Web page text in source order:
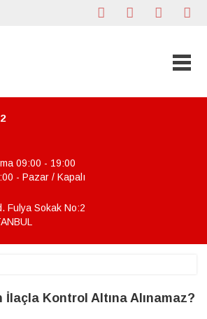
09:00 - 19:00
- Pazar / Kapalı
Fulya Sokak No:2
İlaçla Kontrol Altına Alınamaz?